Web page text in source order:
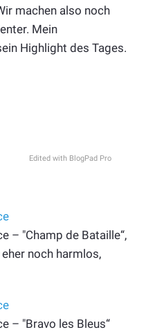
machen also noch
Mein
Highlight des Tages.
Edited with BlogPad Pro
– "Champ de Bataille“,
noch harmlos,
– "Bravo les Bleus“